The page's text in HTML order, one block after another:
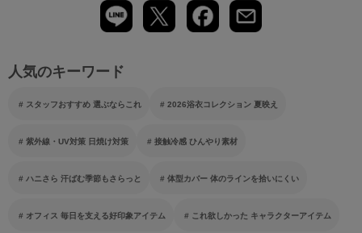
人気のキーワード
スタッフおすすめ 選ぶならこれ 2026浴衣コレクション 夏映え
紫外線・UV対策 日焼け対策 接触冷感 ひんやり素材
ハニさら 汗ばむ季節もさらっと 体型カバー 体のラインを拾いにくい
オフィス 毎日を支える好印象アイテム これ欲しかった キャラクターアイテム